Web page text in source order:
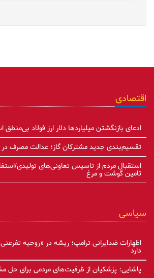
اقتصادی
ادعای بازنگشتن میلیاردها دلار ارز فولاد
تقسیم‌بندی جدید مشترکان گاز؛ عدالت مصرف در ۱۳۰۰ شهر
استقبال مردم از تاسیس تعاونی‌های تولیدی/
تامین گوشت و مرغ
سیاسی
اظهارات ضدایرانی ترامپ؛ ریشه در «روحیه
دارد
پاشایی: پزشکیان از ظرفیت‌های مردمی برای حل